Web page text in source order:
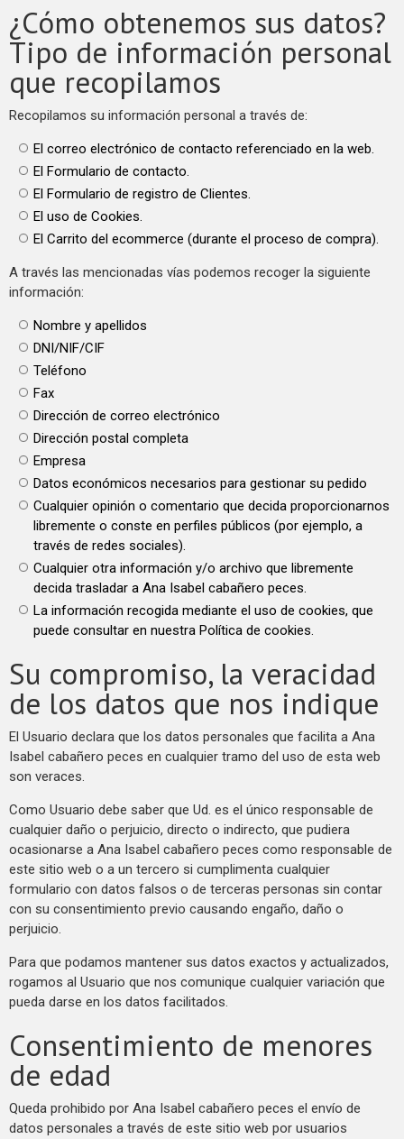
¿Cómo obtenemos sus datos?
Tipo de información personal
que recopilamos
Recopilamos su información personal a través de:
El correo electrónico de contacto referenciado en la web.
El Formulario de contacto.
El Formulario de registro de Clientes.
El uso de Cookies.
El Carrito del ecommerce (durante el proceso de compra).
A través las mencionadas vías podemos recoger la siguiente
información:
Nombre y apellidos
DNI/NIF/CIF
Teléfono
Fax
Dirección de correo electrónico
Dirección postal completa
Empresa
Datos económicos necesarios para gestionar su pedido
Cualquier opinión o comentario que decida proporcionarnos
libremente o conste en perfiles públicos (por ejemplo, a
través de redes sociales).
Cualquier otra información y/o archivo que libremente
decida trasladar a Ana Isabel cabañero peces.
La información recogida mediante el uso de cookies, que
puede consultar en nuestra Política de cookies.
Su compromiso, la veracidad
de los datos que nos indique
El Usuario declara que los datos personales que facilita a Ana
Isabel cabañero peces en cualquier tramo del uso de esta web
son veraces.
Como Usuario debe saber que Ud. es el único responsable de
cualquier daño o perjuicio, directo o indirecto, que pudiera
ocasionarse a Ana Isabel cabañero peces como responsable de
este sitio web o a un tercero si cumplimenta cualquier
formulario con datos falsos o de terceras personas sin contar
con su consentimiento previo causando engaño, daño o
perjuicio.
Para que podamos mantener sus datos exactos y actualizados,
rogamos al Usuario que nos comunique cualquier variación que
pueda darse en los datos facilitados.
Consentimiento de menores
de edad
Queda prohibido por Ana Isabel cabañero peces el envío de
datos personales a través de este sitio web por usuarios